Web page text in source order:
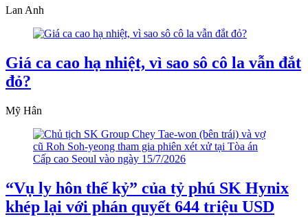
Lan Anh
Giá ca cao hạ nhiệt, vì sao sô cô la vẫn đắt
đỏ?
Mỹ Hân
“Vụ ly hôn thế kỷ” của tỷ phú SK Hynix
khép lại với phán quyết 644 triệu USD